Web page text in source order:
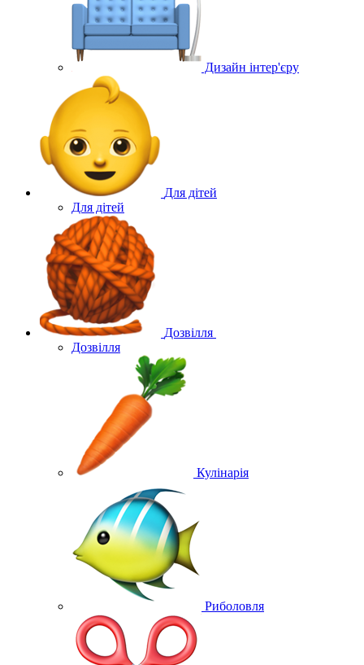
Дизайн інтер'єру
Для дітей
Для дітей
Дозвілля
Дозвілля
Кулінарія
Риболовля